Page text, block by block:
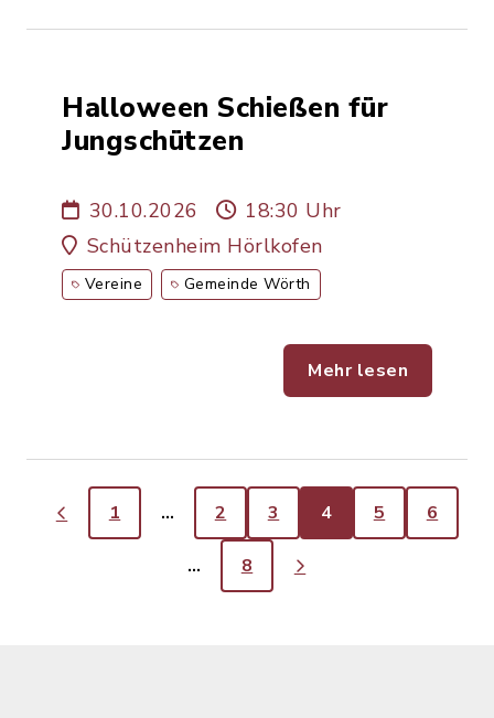
Halloween Schießen für
Jungschützen
30.10.2026
18:30 Uhr
Schützenheim Hörlkofen
Vereine Gemeinde Wörth
Mehr lesen
1 … 2 3 4 5 6
… 8